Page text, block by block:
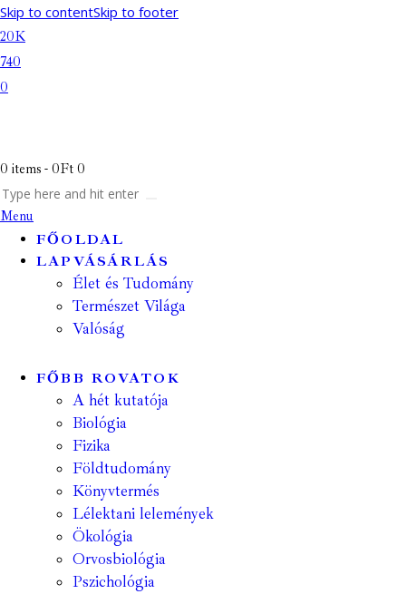
Skip to contentSkip to footer
20K
740
0
0 items - 0Ft 0
Menu
FŐOLDAL
LAPVÁSÁRLÁS
Élet és Tudomány
Természet Világa
Valóság
FŐBB ROVATOK
A hét kutatója
Biológia
Fizika
Földtudomány
Könyvtermés
Lélektani lelemények
Ökológia
Orvosbiológia
Pszichológia